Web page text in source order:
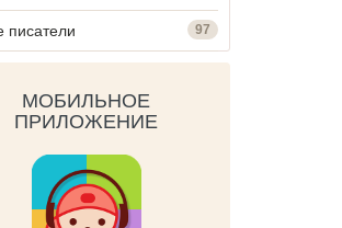
писатели 97
МОБИЛЬНОЕ
ПРИЛОЖЕНИЕ